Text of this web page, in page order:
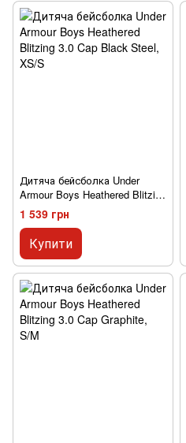
Дитяча бейсболка Under
Armour Boys Heathered Blitzing
3.0 Cap Black Steel
1 539 грн
Купити